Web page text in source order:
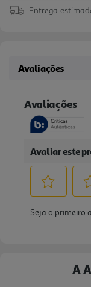
Entrega
Avaliações
A